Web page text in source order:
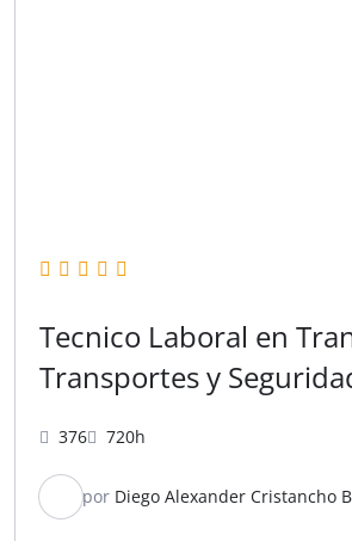
Tecnico Laboral en
Transportes y
376 720h
por Diego Alexander Cristancho